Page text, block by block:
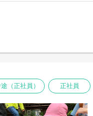
（正社員） 正社員